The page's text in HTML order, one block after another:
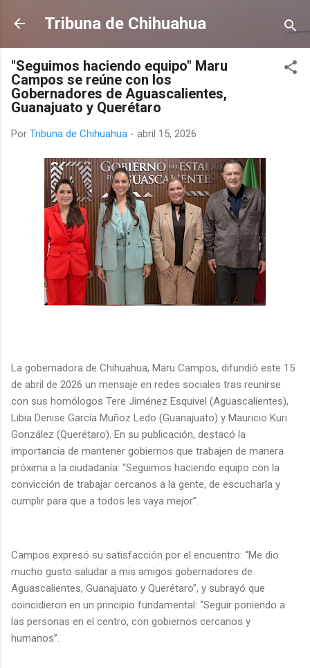
Ir al contenido principal
Tribuna de Chihuahua
"Seguimos haciendo equipo" Maru
Campos se reúne con los
Gobernadores de Aguascalientes,
Guanajuato y Querétaro
Por Tribuna de Chihuahua - abril 15, 2026
La gobernadora de Chihuahua, Maru Campos, difundió este 15
de abril de 2026 un mensaje en redes sociales tras reunirse
con sus homólogos Tere Jiménez Esquivel (Aguascalientes),
Libia Denise García Muñoz Ledo (Guanajuato) y Mauricio Kuri
González (Querétaro). En su publicación, destacó la
importancia de mantener gobiernos que trabajen de manera
próxima a la ciudadanía: “Seguimos haciendo equipo con la
convicción de trabajar cercanos a la gente, de escucharla y
cumplir para que a todos les vaya mejor”.
Campos expresó su satisfacción por el encuentro: “Me dio
mucho gusto saludar a mis amigos gobernadores de
Aguascalientes, Guanajuato y Querétaro”, y subrayó que
coincidieron en un principio fundamental: “Seguir poniendo a
las personas en el centro, con gobiernos cercanos y
humanos”.